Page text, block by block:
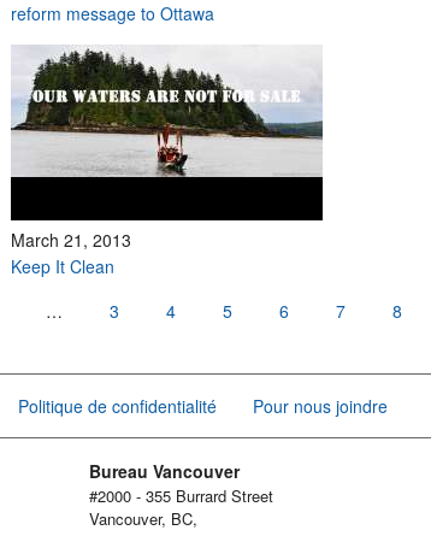
reform message to Ottawa
March 21, 2013
Keep It Clean
… 3 4 5 6 7 8
Politique de confidentialité Pour nous joindre
Bureau Vancouver
#2000 - 355 Burrard Street
Vancouver, BC,